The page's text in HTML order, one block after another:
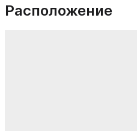
Расположение